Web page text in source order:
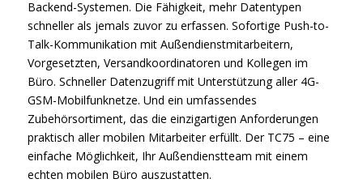
Backend-Systemen. Die Fähigkeit, mehr Datentypen
schneller als jemals zuvor zu erfassen. Sofortige Push-to-
Talk-Kommunikation mit Außendienstmitarbeitern,
Vorgesetzten, Versandkoordinatoren und Kollegen im
Büro. Schneller Datenzugriff mit Unterstützung aller 4G-
GSM-Mobilfunknetze. Und ein umfassendes
Zubehörsortiment, das die einzigartigen Anforderungen
praktisch aller mobilen Mitarbeiter erfüllt. Der TC75 – eine
einfache Möglichkeit, Ihr Außendienstteam mit einem
echten mobilen Büro auszustatten.